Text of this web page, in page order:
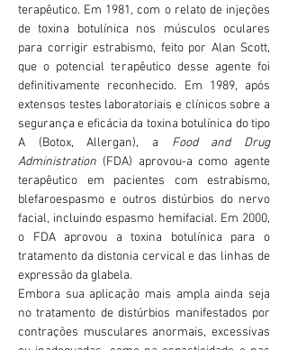
terapêutico. Em 1981, com o relato de injeções
de toxina botulínica nos músculos oculares
para corrigir estrabismo, feito por Alan Scott,
que o potencial terapêutico desse agente foi
definitivamente reconhecido. Em 1989, após
extensos testes laboratoriais e clínicos sobre a
segurança e eficácia da toxina botulínica do tipo
A (Botox, Allergan), a Food and Drug
Administration (FDA) aprovou-a como agente
terapêutico em pacientes com estrabismo,
blefaroespasmo e outros distúrbios do nervo
facial, incluindo espasmo hemifacial. Em 2000,
o FDA aprovou a toxina botulínica para o
tratamento da distonia cervical e das linhas de
expressão da glabela.
Embora sua aplicação mais ampla ainda seja
no tratamento de distúrbios manifestados por
contrações musculares anormais, excessivas